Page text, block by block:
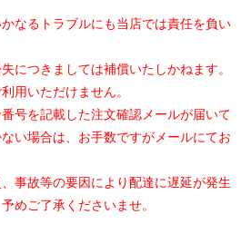
なるトラブルにも当店では責任を負い
につきましては補償いたしかねます。
用いただけません。
号を記載した注文確認メールが届いて
い場合は、お手数ですがメールにてお
事故等の要因により配達に遅延が発生
めご了承くださいませ。